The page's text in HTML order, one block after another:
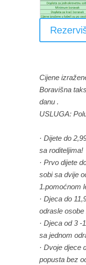
Cijene
Boravišna
danu .
USLUGA:
· Dijete do
sa roditeljima!
· Prvo dijete
sobi sa dvije
1.pomoćnom
· Djeca do
odrasle
· Djeca od 3 -
sa jednom
· Dvoje djece
popusta bez